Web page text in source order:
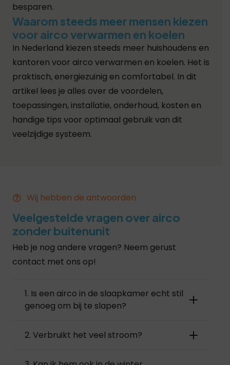
besparen.
Waarom steeds meer mensen kiezen
voor airco verwarmen en koelen
In Nederland kiezen steeds meer huishoudens en
kantoren voor airco verwarmen en koelen. Het is
praktisch, energiezuinig en comfortabel. In dit
artikel lees je alles over de voordelen,
toepassingen, installatie, onderhoud, kosten en
handige tips voor optimaal gebruik van dit
veelzijdige systeem.
Wij hebben de antwoorden
Veelgestelde vragen over airco
zonder buitenunit
Heb je nog andere vragen? Neem gerust
contact met ons op!
1. Is een airco in de slaapkamer echt stil
genoeg om bij te slapen?
2. Verbruikt het veel stroom?